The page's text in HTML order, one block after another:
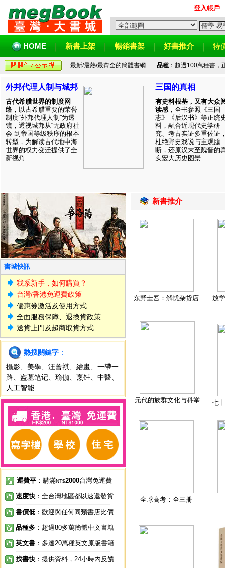
登入帳戶
HOME 新書上架 暢銷書架 好書推介 特
最新/最熱/最齊全的簡體書網 品種：超過100萬種書，
外邦代理人制与城邦
古代希腊世界的制度网
络 ，以古希腊重要的荣誉
制度“外邦代理人制”为透
镜，透视城邦从“无政府社
会”到帝国等级秩序的根本
转型，为解读古代地中海
世界的权力变迁提供了全
新视角...
三国的真相
有史料根基，又有大众
读感 ，全书参照《三国
志》《后汉书》等正统
料，融合近现代史学研
究、考古实证多重佐证
杜绝野史戏说与主观臆
断，还原汉末至魏晋的
实宏大历史图景...
書城快訊
我系新手，如何購買？
台灣/香港免運費政策
優惠券激活及使用方式
全面服務保障、退換貨政策
送貨上門及超商取貨方式
熱搜關鍵字 ：
攝影
美學 汪曾祺 繪畫
一帶一
路
盗墓笔记 瑜伽 烹饪 中醫
人工智能
運費平 ：購滿NT$2000台灣免運費
速度快 ：全台灣地區都以速遞發貨
書價低 ：歡迎與任何同類書店比價
品種多 ：超過80多萬簡體中文書籍
英文書 ：多達20萬種英文原版書籍
找書快 ：提供資料，24小時內反饋
新書推介
东野圭吾：解忧杂货店 放
元代的族群文化与科举 七
全球高考：全三册